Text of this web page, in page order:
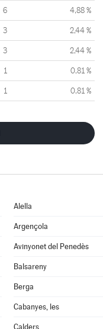
6 4,88 %
3 2,44 %
3 2,44 %
1 0,81 %
1 0,81 %
Alella
Argençola
Avinyonet del Penedès
Balsareny
Berga
Cabanyes, les
Calders